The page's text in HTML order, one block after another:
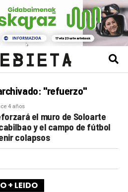
"refuerzo"
4 años
el muro de Soloarte
y el campo de fútbol
colapsos
+ LEIDO